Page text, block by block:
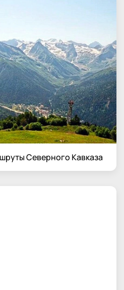
Северного Кавказа